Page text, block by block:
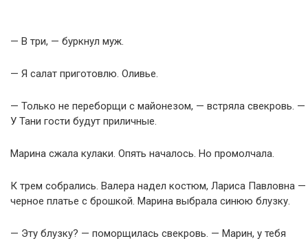
— В три, — буркнул муж.
— Я салат приготовлю. Оливье.
— Только не переборщи с майонезом, — встряла свекровь. —
У Тани гости будут приличные.
Марина сжала кулаки. Опять началось. Но промолчала.
К трем собрались. Валера надел костюм, Лариса Павловна —
черное платье с брошкой. Марина выбрала синюю блузку.
— Эту блузку? — поморщилась свекровь. — Марин, у тебя